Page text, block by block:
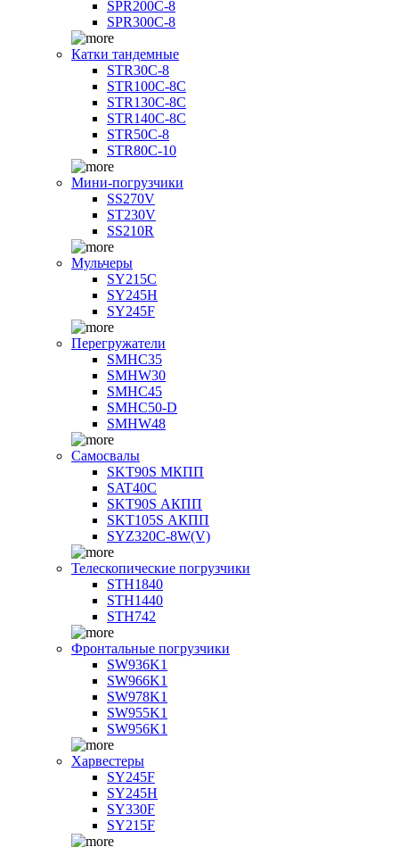
SPR200C-8
SPR300C-8
Катки тандемные
STR30C-8
STR100C-8С
STR130C-8С
STR140C-8С
STR50C-8
STR80C-10
Мини-погрузчики
SS270V
ST230V
SS210R
Мульчеры
SY215C
SY245H
SY245F
Перегружатели
SMHC35
SMHW30
SMHC45
SMHC50-D
SMHW48
Самосвалы
SKT90S МКПП
SAT40C
SKT90S АКПП
SKT105S АКПП
SYZ320C-8W(V)
Телескопические погрузчики
STH1840
STH1440
STH742
Фронтальные погрузчики
SW936K1
SW966K1
SW978K1
SW955K1
SW956K1
Харвестеры
SY245F
SY245H
SY330F
SY215F